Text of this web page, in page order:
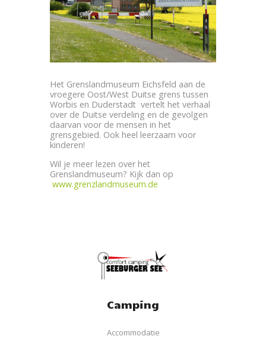
Het Grenslandmuseum Eichsfeld aan de
vroegere Oost/West Duitse grens tussen
Worbis en Duderstadt vertelt het verhaal
over de Duitse verdeling en de gevolgen
daarvan voor de mensen in het
grensgebied. Ook heel leerzaam voor
kinderen!
Wil je meer lezen over het
Grenslandmuseum? Kijk dan op
www.grenzlandmuseum.de
Camping
Accommodatie